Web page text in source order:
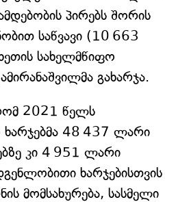
პირებს შორის
საწვავი (10 663
სახელმწიფო
გახარჯა.
2021 წელს
ხარჯებმა 48 437 ლარი
კი 4 951 ლარი
ხარჯებისთვის
მომსახურება, სასმელი